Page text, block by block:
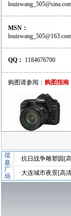
MSN：
louiswang_505@163.com
QQ： 1184676700
购图请参阅： 购图指南
·抗日战争雕塑园[
·大连城市夜景[高